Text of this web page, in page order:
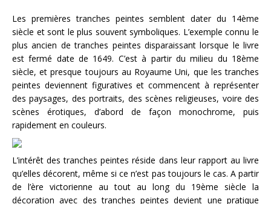
Les premières tranches peintes semblent dater du 14ème
siècle et sont le plus souvent symboliques. L’exemple connu le
plus ancien de tranches peintes disparaissant lorsque le livre
est fermé date de 1649. C’est à partir du milieu du 18ème
siècle, et presque toujours au Royaume Uni, que les tranches
peintes deviennent figuratives et commencent à représenter
des paysages, des portraits, des scènes religieuses, voire des
scènes érotiques, d’abord de façon monochrome, puis
rapidement en couleurs.
L’intérêt des tranches peintes réside dans leur rapport au livre
qu’elles décorent, même si ce n’est pas toujours le cas. A partir
de l’ère victorienne au tout au long du 19ème siècle la
décoration avec des tranches peintes devient une pratique